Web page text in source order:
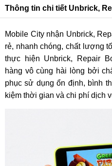
Thông tin chi tiết Unbrick,
Mobile City nhận Unbrick,
rẻ, nhanh chóng, chất lượng
thực hiện Unbrick, Repair
hàng vô cùng hài lòng bởi
phục sử dụng ổn định, bình
kiệm thời gian và chi phí dịch